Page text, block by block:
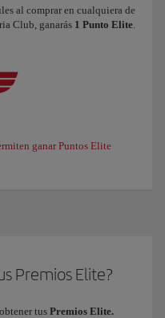
al comprar en cualquiera de
Club, ganarás 1 Punto Elite.
ganar Puntos Elite
Premios Elite?
tus Premios Elite.